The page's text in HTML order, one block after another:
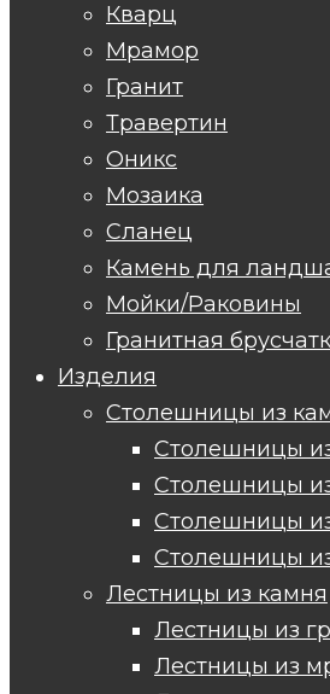
Кварц
Мрамор
Гранит
Травертин
Оникс
Мозаика
Сланец
Камень для
Мойки/Раковины
Гранитная
Изделия
Столешницы из
Столешницы
Столешницы
Столешницы
Столешницы
Лестницы из камня
Лестницы из
Лестницы из